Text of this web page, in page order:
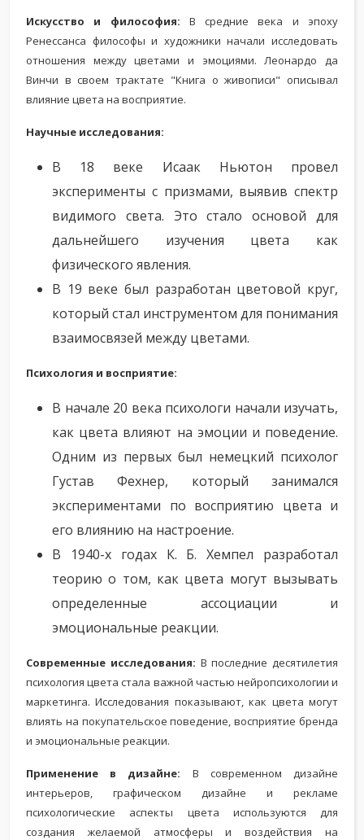
Искусство и философия: В средние века и эпоху
Ренессанса философы и художники начали исследовать
отношения между цветами и эмоциями. Леонардо да
Винчи в своем трактате "Книга о живописи" описывал
влияние цвета на восприятие.
Научные исследования:
В 18 веке Исаак Ньютон провел
эксперименты с призмами, выявив спектр
видимого света. Это стало основой для
дальнейшего изучения цвета как
физического явления.
В 19 веке был разработан цветовой круг,
который стал инструментом для понимания
взаимосвязей между цветами.
Психология и восприятие:
В начале 20 века психологи начали изучать,
как цвета влияют на эмоции и поведение.
Одним из первых был немецкий психолог
Густав Фехнер, который занимался
экспериментами по восприятию цвета и
его влиянию на настроение.
В 1940-х годах К. Б. Хемпел разработал
теорию о том, как цвета могут вызывать
определенные ассоциации и
эмоциональные реакции.
Современные исследования: В последние десятилетия
психология цвета стала важной частью нейропсихологии и
маркетинга. Исследования показывают, как цвета могут
влиять на покупательское поведение, восприятие бренда
и эмоциональные реакции.
Применение в дизайне: В современном дизайне
интерьеров, графическом дизайне и рекламе
психологические аспекты цвета используются для
создания желаемой атмосферы и воздействия на